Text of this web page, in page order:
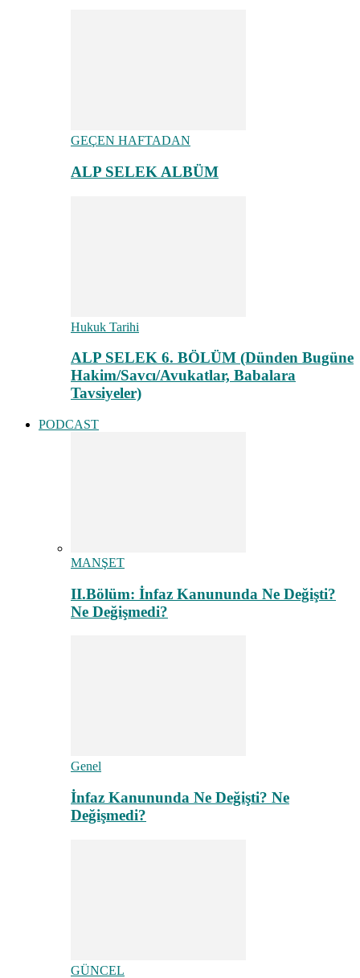
GEÇEN HAFTADAN
ALP SELEK ALBÜM
Hukuk Tarihi
ALP SELEK 6. BÖLÜM (Dünden Bugüne
Hakim/Savcı/Avukatlar, Babalara
Tavsiyeler)
PODCAST
MANŞET
II.Bölüm: İnfaz Kanununda Ne Değişti?
Ne Değişmedi?
Genel
İnfaz Kanununda Ne Değişti? Ne
Değişmedi?
GÜNCEL